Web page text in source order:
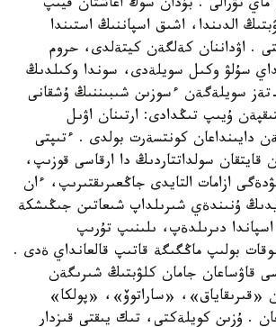
تۋرالى . بۇدان سوڭ اعاشتان قيىپ
الدىندا، اشىق اسپاننىڭ استىندا
. اۋداننان كةلگةن كيتةلدى، حروم
سۇلۋ وكىل سويلةدى، سوندا وكىلدىڭ
تةز سويلةگةن ءسوزىن شىبىننىڭ ۇشقانى
ۇيىپ تىڭدادى: ارتىنان اۋىل
دايىنداعان كونتسةرت بولدى . ءتىپتى
سولداتتاردىڭ دا ارقاسى قوزىپ،
ازامات التايدى جاڭعىرىقتىرىپ، ءان
ۇنىندةي شىرىلداپ شىعاتىن جىڭىشكة
دىرىلدةپ، ىلىنىپ تۇرىپ
بولىپ ماڭگىگة قاتىپ قالعانداي ةدى .
قاۋساعان جامان كلۋبتىڭ شىرىگةن
«قىرىقاياق»، «ساراتوۆ»، «پولكا»
. ۇزىن كويلةكتى، تىك يىقتى قىزدار